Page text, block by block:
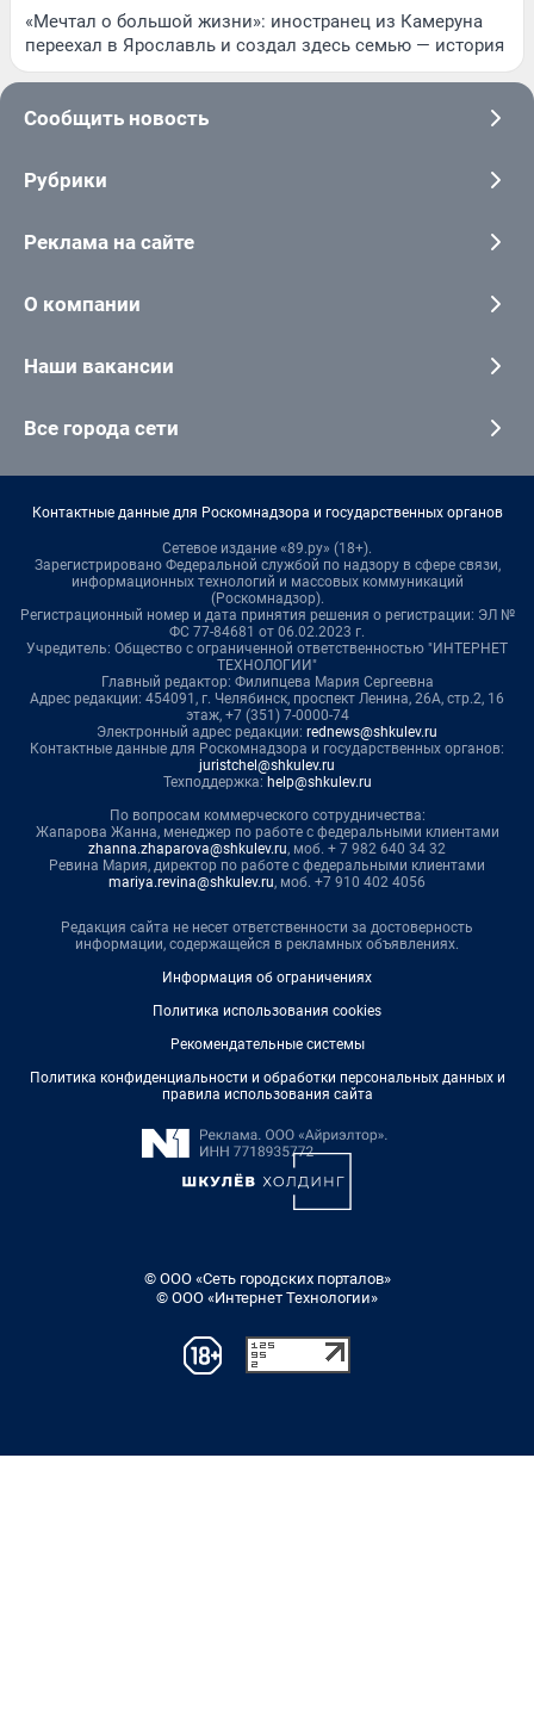
«Мечтал о большой жизни»: иностранец из Камеруна
переехал в Ярославль и создал здесь семью — история
Сообщить новость
Рубрики
Реклама на сайте
О компании
Наши вакансии
Все города сети
Контактные данные для Роскомнадзора и государственных органов
Сетевое издание «89.ру» (18+).
Зарегистрировано Федеральной службой по надзору в сфере связи,
информационных технологий и массовых коммуникаций
(Роскомнадзор).
Регистрационный номер и дата принятия решения о регистрации: ЭЛ №
ФС 77-84681 от 06.02.2023 г.
Учредитель: Общество с ограниченной ответственностью "ИНТЕРНЕТ
ТЕХНОЛОГИИ"
Главный редактор: Филипцева Мария Сергеевна
Адрес редакции: 454091, г. Челябинск, проспект Ленина, 26А, стр.2, 16
этаж, +7 (351) 7-0000-74
Электронный адрес редакции: rednews@shkulev.ru
Контактные данные для Роскомнадзора и государственных органов:
juristchel@shkulev.ru
Техподдержка: help@shkulev.ru
По вопросам коммерческого сотрудничества:
Жапарова Жанна, менеджер по работе с федеральными клиентами
zhanna.zhaparova@shkulev.ru, моб. + 7 982 640 34 32
Ревина Мария, директор по работе с федеральными клиентами
mariya.revina@shkulev.ru, моб. +7 910 402 4056
Редакция сайта не несет ответственности за достоверность
информации, содержащейся в рекламных объявлениях.
Информация об ограничениях
Политика использования cookies
Рекомендательные системы
Политика конфиденциальности и обработки персональных данных и
правила использования сайта
© ООО «Сеть городских порталов»
© ООО «Интернет Технологии»